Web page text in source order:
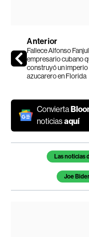
Anterior
Fallece Alfonso Fanjul
empresario cubano
construyó un imperio
azucarero en Florida
Convierta
noticiasaquí
Temas de este
Las noticias
Joe